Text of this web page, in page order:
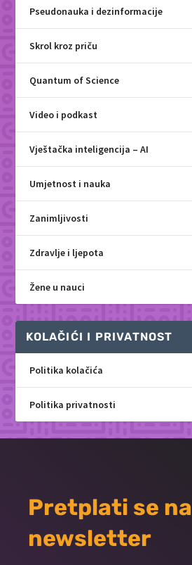
Pseudonauka i dezinformacije
Skrol kroz priču
Quantum of Science
Video i podkast
Vještačka inteligencija – AI
Umjetnost i nauka
Zanimljivosti
Zdravlje i ljepota
Žene u nauci
KOLAČIĆI I PRIVATNOST
Politika kolačića
Politika privatnosti
Pretplati se na
newsletter